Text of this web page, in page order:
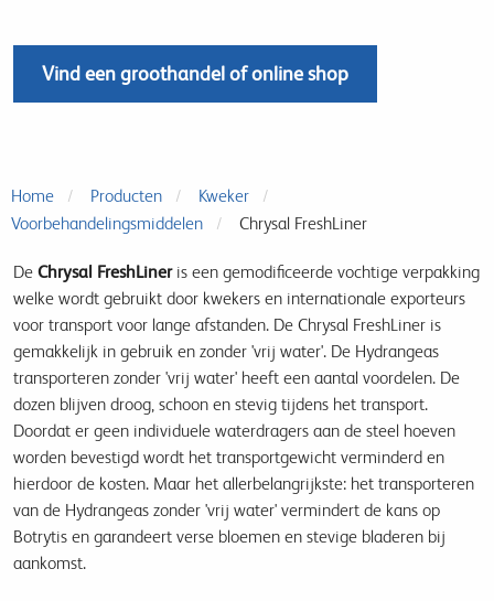
Vind een groothandel of online shop
Home Producten
Kweker
Voorbehandelingsmiddelen
Chrysal FreshLiner
De Chrysal FreshLiner is een gemodificeerde vochtige verpakking
welke wordt gebruikt door kwekers en internationale exporteurs
voor transport voor lange afstanden. De Chrysal FreshLiner is
gemakkelijk in gebruik en zonder 'vrij water'. De Hydrangeas
transporteren zonder 'vrij water' heeft een aantal voordelen. De
dozen blijven droog, schoon en stevig tijdens het transport.
Doordat er geen individuele waterdragers aan de steel hoeven
worden bevestigd wordt het transportgewicht verminderd en
hierdoor de kosten. Maar het allerbelangrijkste: het transporteren
van de Hydrangeas zonder 'vrij water' vermindert de kans op
Botrytis en garandeert verse bloemen en stevige bladeren bij
aankomst.